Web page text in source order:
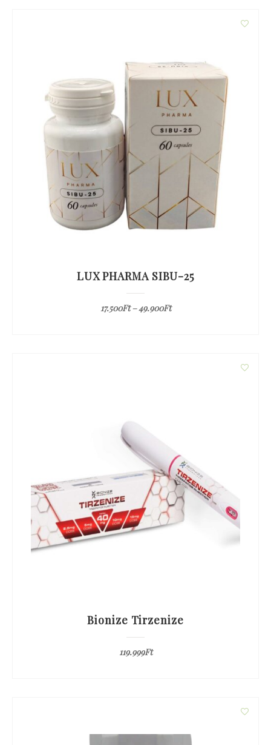
LUX PHARMA SIBU-25
17.500Ft–49.900Ft
Bionize Tirzenize
119.999Ft